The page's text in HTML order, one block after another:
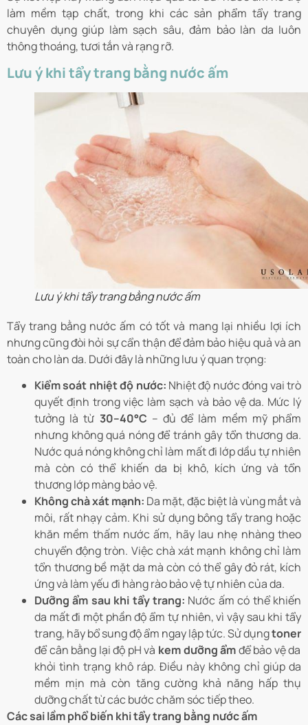
làm mềm tạp chất, trong khi các sản phẩm tẩy trang
chuyên dụng giúp làm sạch sâu, đảm bảo làn da luôn
thông thoáng, tươi tắn và rạng rỡ.
Lưu ý khi tẩy trang bằng nước ấm
Lưu ý khi tẩy trang bằng nước ấm
Tẩy trang bằng nước ấm có tốt và mang lại nhiều lợi ích
nhưng cũng đòi hỏi sự cẩn thận để đảm bảo hiệu quả và an
toàn cho làn da. Dưới đây là những lưu ý quan trọng:
Kiểm soát nhiệt độ nước: Nhiệt độ nước đóng vai trò
quyết định trong việc làm sạch và bảo vệ da. Mức lý
tưởng là từ 30–40°C – đủ để làm mềm mỹ phẩm
nhưng không quá nóng để tránh gây tổn thương da.
Nước quá nóng không chỉ làm mất đi lớp dầu tự nhiên
mà còn có thể khiến da bị khô, kích ứng và tổn
thương lớp màng bảo vệ.
Không chà xát mạnh: Da mặt, đặc biệt là vùng mắt và
môi, rất nhạy cảm. Khi sử dụng bông tẩy trang hoặc
khăn mềm thấm nước ấm, hãy lau nhẹ nhàng theo
chuyển động tròn. Việc chà xát mạnh không chỉ làm
tổn thương bề mặt da mà còn có thể gây đỏ rát, kích
ứng và làm yếu đi hàng rào bảo vệ tự nhiên của da.
Dưỡng ẩm sau khi tẩy trang: Nước ấm có thể khiến
da mất đi một phần độ ẩm tự nhiên, vì vậy sau khi tẩy
trang, hãy bổ sung độ ẩm ngay lập tức. Sử dụngtoner
để cân bằng lại độ pH và kem dưỡng ẩmđể bảo vệ da
khỏi tình trạng khô ráp. Điều này không chỉ giúp da
mềm mịn mà còn tăng cường khả năng hấp thụ
dưỡng chất từ các bước chăm sóc tiếp theo.
Các sai lầm phổ biến khi tẩy trang bằng nước ấm